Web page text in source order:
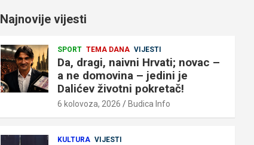
Najnovije vijesti
SPORT TEMA DANA VIJESTI
Da, dragi, naivni Hrvati; novac –
a ne domovina – jedini je
Dalićev životni pokretač!
6 kolovoza, 2026 Budica Info
KULTURA VIJESTI